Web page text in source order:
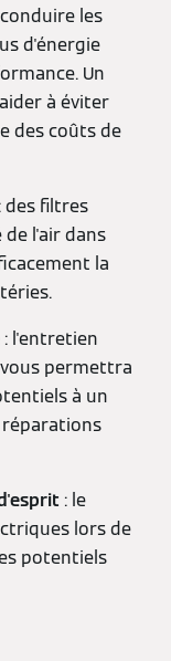
les
d'énergie
Un
à éviter
des coûts de
: des filtres
l'air dans
la
: l'entretien
permettra
à un
: le
lors de
potentiels